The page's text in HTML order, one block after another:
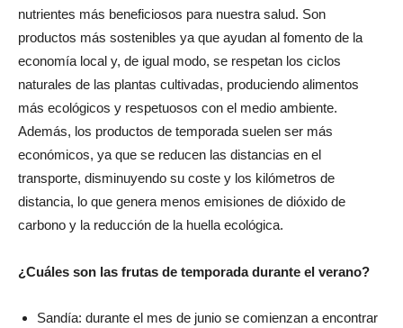
nutrientes más beneficiosos para nuestra salud. Son
productos más sostenibles ya que ayudan al fomento de la
economía local y, de igual modo, se respetan los ciclos
naturales de las plantas cultivadas, produciendo alimentos
más ecológicos y respetuosos con el medio ambiente.
Además, los productos de temporada suelen ser más
económicos, ya que se reducen las distancias en el
transporte, disminuyendo su coste y los kilómetros de
distancia, lo que genera menos emisiones de dióxido de
carbono y la reducción de la huella ecológica.
¿Cuáles son las frutas de temporada durante el verano?
Sandía: durante el mes de junio se comienzan a encontrar